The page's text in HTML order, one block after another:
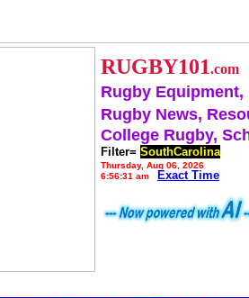
RUGBY101.com
Rugby Equipment,
Rugby News,
College Rugby,
Filter= SouthCarolina
Thursday, Aug 06, 2026
6:56:31 am
Exact Time